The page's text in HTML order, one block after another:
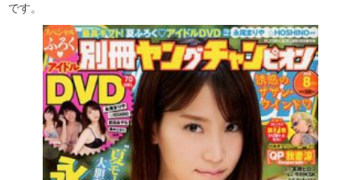
です。